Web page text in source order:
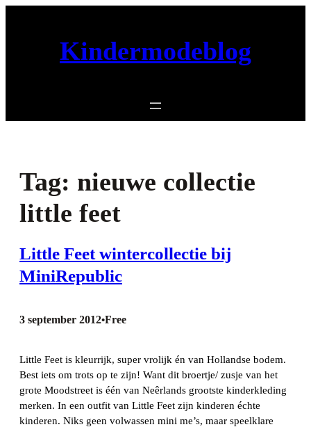
Kindermodeblog
Tag: nieuwe collectie
little feet
Little Feet wintercollectie bij
MiniRepublic
3 september 2012•Free
Little Feet is kleurrijk, super vrolijk én van Hollandse bodem.
Best iets om trots op te zijn! Want dit broertje/ zusje van het
grote Moodstreet is één van Neêrlands grootste kinderkleding
merken. In een outfit van Little Feet zijn kinderen échte
kinderen. Niks geen volwassen mini me’s, maar speelklare